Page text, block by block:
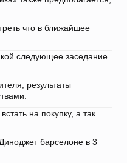
что в ближайшее
следующее заседание
результаты
на покупку, а так
барселоне в 3